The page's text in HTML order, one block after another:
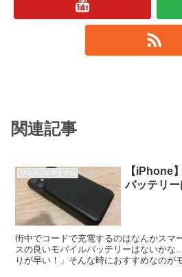
関連記事
リコメンドアイテム
【iPhone
バッテリ
街中でコードで充電するのはなんかスマ
スの良いモバイルバッテリーはないかな
りが早い！」そんな時におすすめなのが